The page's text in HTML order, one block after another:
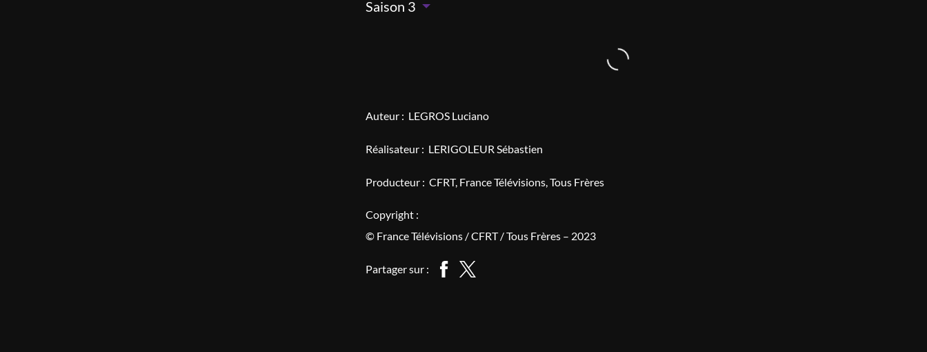
Saison 3
Auteur : LEGROS Luciano
Réalisateur : LERIGOLEUR Sébastien
Producteur : CFRT France Télévisions Tous Frères
Copyright :
© France Télévisions / CFRT / Tous Frères – 2023
Partager sur :